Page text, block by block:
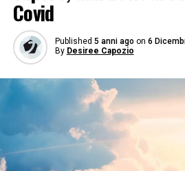
Covid
Published 5 anni ago on 6
By Desiree Capozio